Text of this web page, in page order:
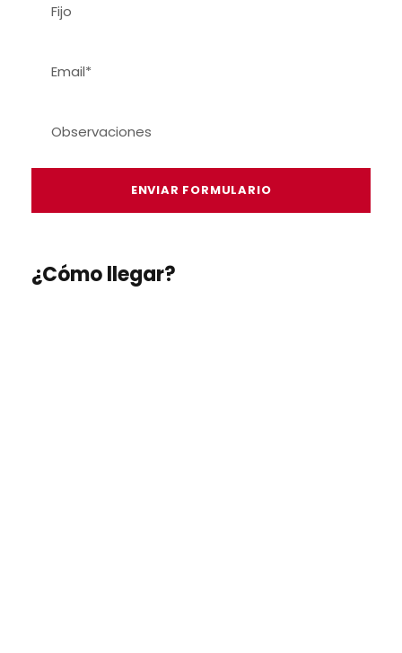
¿Cómo llegar?